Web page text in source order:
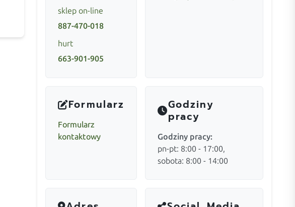
sklep on-line
887-470-018
hurt
663-901-905
Formularz
Formularz
kontaktowy
Godziny
pracy
Godziny pracy:
pn-pt: 8:00 - 17:00,
sobota: 8:00 - 14:00